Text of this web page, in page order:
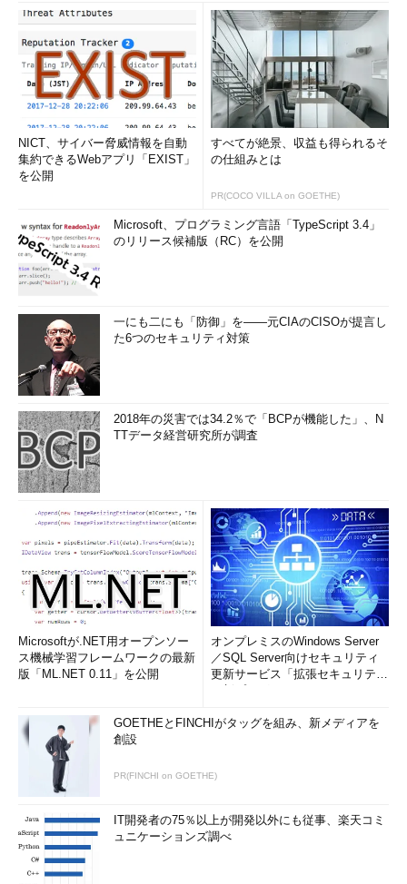
NICT、サイバー脅威情報を自動
集約できるWebアプリ「EXIST」
を公開
すべてが絶景、収益も得られるそ
の仕組みとは
PR(COCO VILLA on GOETHE)
Microsoft、プログラミング言語「TypeScript 3.4」
のリリース候補版（RC）を公開
一にも二にも「防御」を――元CIAのCISOが提言し
た6つのセキュリティ対策
2018年の災害では34.2％で「BCPが機能した」、N
TTデータ経営研究所が調査
Microsoftが.NET用オープンソー
ス機械学習フレームワークの最新
版「ML.NET 0.11」を公開
オンプレミスのWindows Server
／SQL Server向けセキュリティ
更新サービス「拡張セキュリティ
GOETHEとFINCHIがタッグを組み、新メディアを
創設
PR(FINCHI on GOETHE)
IT開発者の75％以上が開発以外にも従事、楽天コミ
ュニケーションズ調べ